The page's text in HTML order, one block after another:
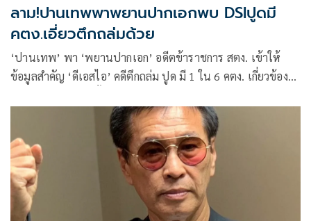
ลาม!ปานเทพพาพยานปากเอกพบ DSIปูดมี
คตง.เอี่ยวตึกถล่มด้วย
‘ปานเทพ’ พา ‘พยานปากเอก’ อดีตข้าราชการ สตง. เข้าให้
ข้อมูลสำคัญ ‘ดีเอสไอ’ คดีตึกถล่ม ปูด มี 1 ใน 6 คตง. เกี่ยวข้อง